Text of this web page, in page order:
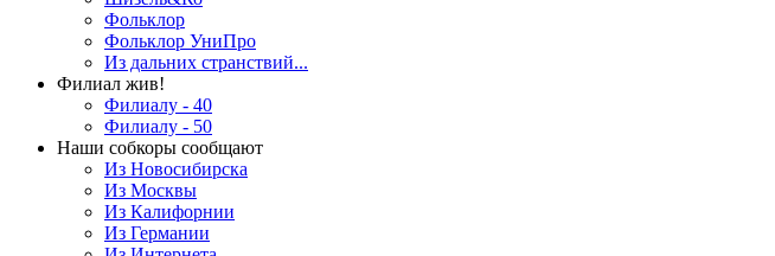
Фольклор
Фольклор УниПро
Из дальних странствий...
Филиал жив!
Филиалу - 40
Филиалу - 50
Наши собкоры сообщают
Из Новосибирска
Из Москвы
Из Калифорнии
Из Германии